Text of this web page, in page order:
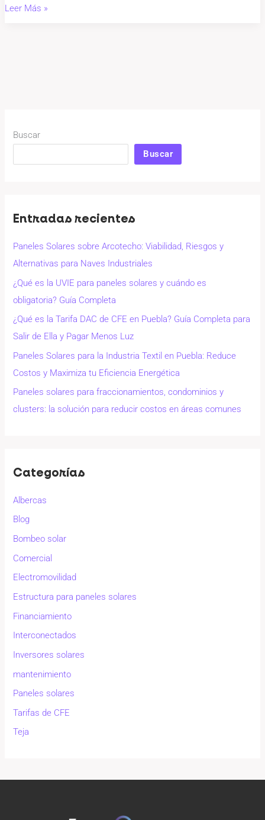
Leer Más »
Buscar
Buscar
Entradas recientes
Paneles Solares sobre Arcotecho: Viabilidad, Riesgos y
Alternativas para Naves Industriales
¿Qué es la UVIE para paneles solares y cuándo es
obligatoria? Guía Completa
¿Qué es la Tarifa DAC de CFE en Puebla? Guía Completa para
Salir de Ella y Pagar Menos Luz
Paneles Solares para la Industria Textil en Puebla: Reduce
Costos y Maximiza tu Eficiencia Energética
Paneles solares para fraccionamientos, condominios y
clusters: la solución para reducir costos en áreas comunes
Categorías
Albercas
Blog
Bombeo solar
Comercial
Electromovilidad
Estructura para paneles solares
Financiamiento
Interconectados
Inversores solares
mantenimiento
Paneles solares
Tarifas de CFE
Teja